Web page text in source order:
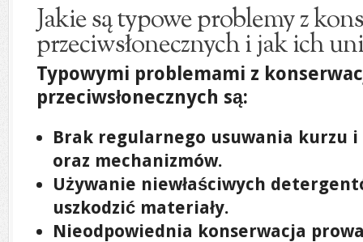
Jakie są typowe problemy z
przeciwsłonecznych i jak ich
Typowymi problemami z
przeciwsłonecznych są:
Brak regularnego usuwania kurzu
oraz mechanizmów.
Używanie niewłaściwych
uszkodzić materiały.
Nieodpowiednia konserwacja